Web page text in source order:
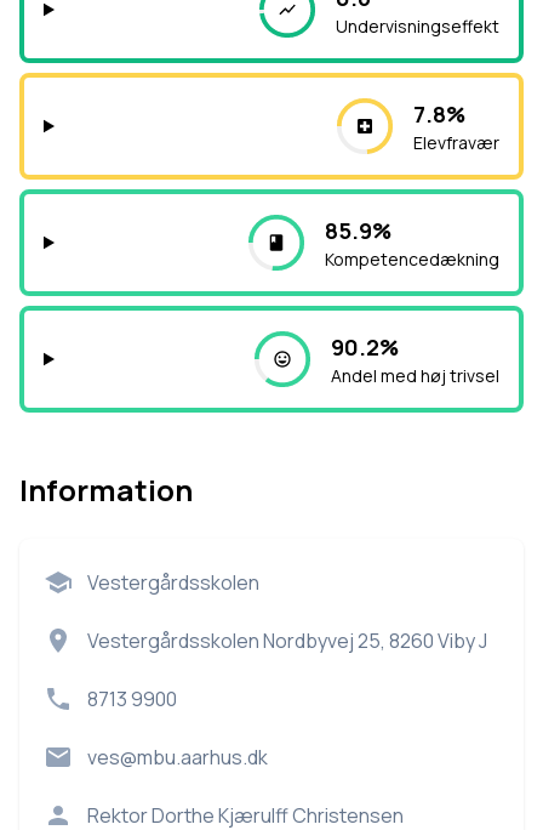
Undervisningseffekt
7.8%
Elevfravær
85.9%
Kompetencedækning
90.2%
Andel med høj trivsel
Information
Vestergårdsskolen
Vestergårdsskolen Nordbyvej 25, 8260 Viby J
8713 9900
ves@mbu.aarhus.dk
RektorDorthe Kjærulff Christensen